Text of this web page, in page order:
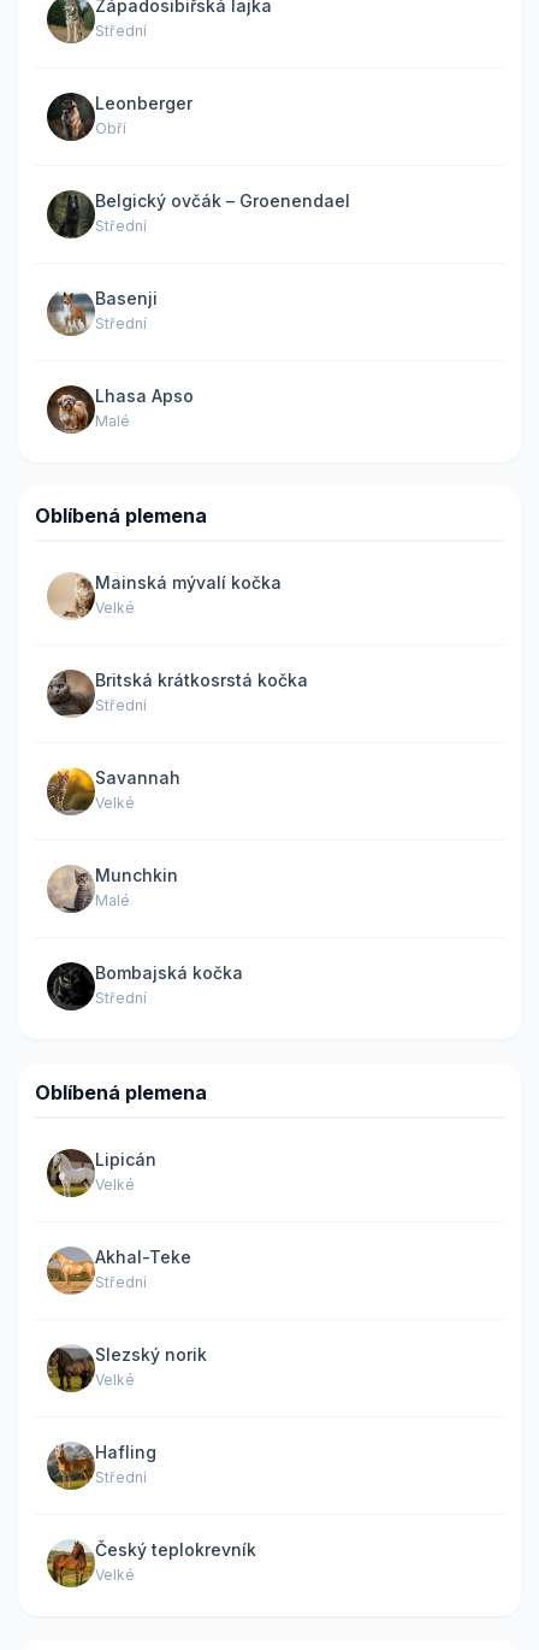
Západosibiřská lajka
Střední
Leonberger
Obří
Belgický ovčák – Groenendael
Střední
Basenji
Střední
Lhasa Apso
Malé
Oblíbená plemena
Mainská mývalí kočka
Velké
Britská krátkosrstá kočka
Střední
Savannah
Velké
Munchkin
Malé
Bombajská kočka
Střední
Oblíbená plemena
Lipicán
Velké
Akhal-Teke
Střední
Slezský norik
Velké
Hafling
Střední
Český teplokrevník
Velké